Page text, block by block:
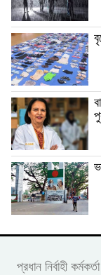
প্রধান নির্বাহী